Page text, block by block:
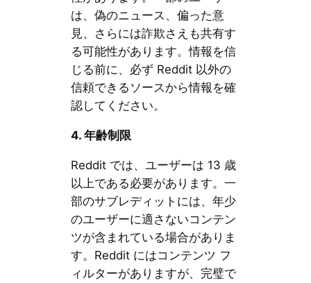
は、偽のニュース、偏った意
見、さらには詐欺さえも共有す
る可能性があります。情報を信
じる前に、必ず Reddit 以外の
信頼できるソースから情報を確
認してください。
4. 年齢制限
Reddit では、ユーザーは 13 歳
以上である必要があります。一
部のサブレディットには、年少
のユーザーに適さないコンテン
ツが含まれている場合がありま
す。Reddit にはコンテンツ フ
ィルターがありますが、完璧で